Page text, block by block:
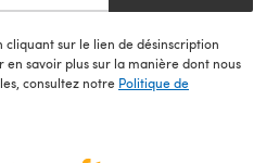
cliquant sur le lien de désinscription
savoir plus sur la manière dont nous
consultez notre Politique de